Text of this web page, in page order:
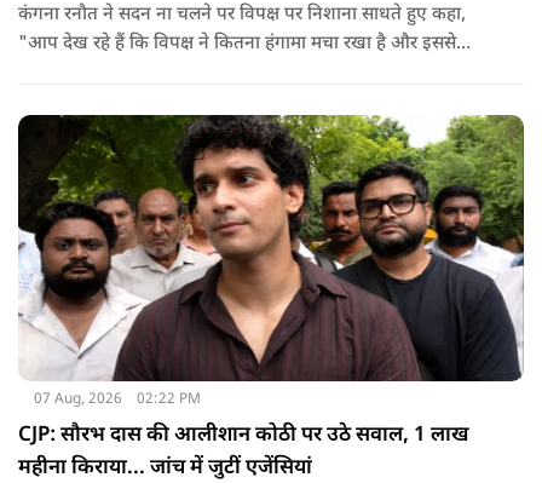
कंगना रनौत ने सदन ना चलने पर विपक्ष पर निशाना साधते हुए कहा,
"आप देख रहे हैं कि विपक्ष ने कितना हंगामा मचा रखा है और इससे
देश के सामने साफ हो रही है. और जब हारते हैं, तो रोना रोते हैं."
07 Aug, 2026 02:22 PM
CJP: सौरभ दास की आलीशान कोठी पर उठे सवाल, 1 लाख
महीना किराया... जांच में जुटीं एजेंसियां